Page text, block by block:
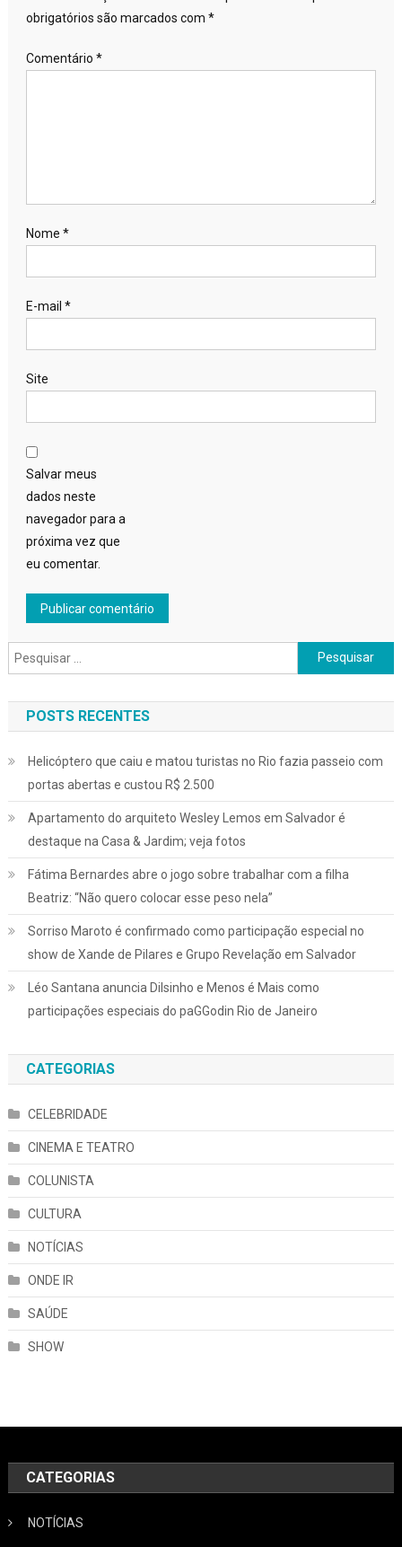
obrigatórios são marcados com *
Comentário *
Nome *
E-mail *
Site
Salvar meus
dados neste
navegador para a
próxima vez que
eu comentar.
Pesquisar
por:
POSTS RECENTES
Helicóptero que caiu e matou turistas no Rio fazia passeio com
portas abertas e custou R$ 2.500
Apartamento do arquiteto Wesley Lemos em Salvador é
destaque na Casa & Jardim; veja fotos
Fátima Bernardes abre o jogo sobre trabalhar com a filha
Beatriz: “Não quero colocar esse peso nela”
Sorriso Maroto é confirmado como participação especial no
show de Xande de Pilares e Grupo Revelação em Salvador
Léo Santana anuncia Dilsinho e Menos é Mais como
participações especiais do paGGodin Rio de Janeiro
CATEGORIAS
CELEBRIDADE
CINEMA E TEATRO
COLUNISTA
CULTURA
NOTÍCIAS
ONDE IR
SAÚDE
SHOW
CATEGORIAS
NOTÍCIAS